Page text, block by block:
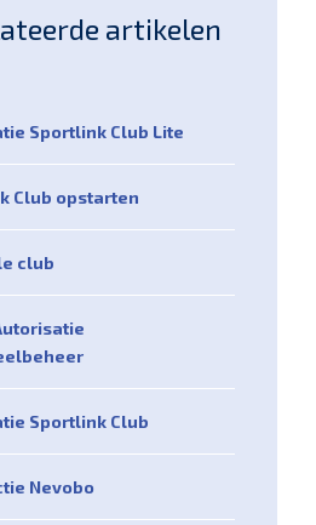
artikelen
Sportlink Club Lite
Club opstarten
club
Sportlink Club
Nevobo